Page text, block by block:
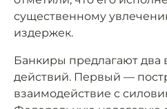
существенному
издержек.
Банкиры предлагают два
действий. Первый —
взаимодействие с